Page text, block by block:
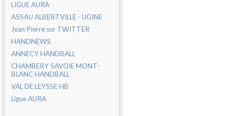
LIGUE AURA
ASSAU ALBERTVILLE - UGINE
Jean Pierre sur TWITTER
HANDNEWS
ANNECY HANDBALL
CHAMBERY SAVOIE MONT-
BLANC HANDBALL
VAL DE LEYSSE HB
Ligue AURA